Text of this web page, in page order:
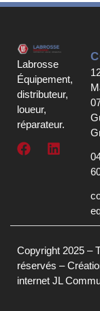
Labrosse
Équipement,
distributeur,
loueur,
réparateur.
Copyright 2025 –
réservés –
internet JL